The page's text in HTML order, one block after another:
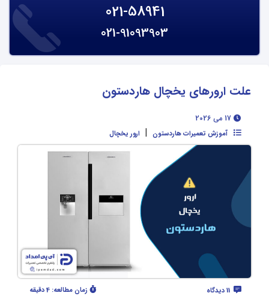
021-58941
021-91093903
علت ارورهای یخچال هاردستون
آموزش تعمیرات هاردستون | ارور یخچال
زمان مطالعه: 4 دقیقه